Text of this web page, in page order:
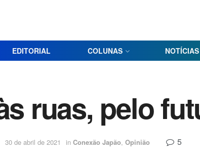
EDITORIAL COLUNAS NOTÍCIAS
ruas, pelo
30 de abril de 2021 in Conexão Japão, Opinião 5